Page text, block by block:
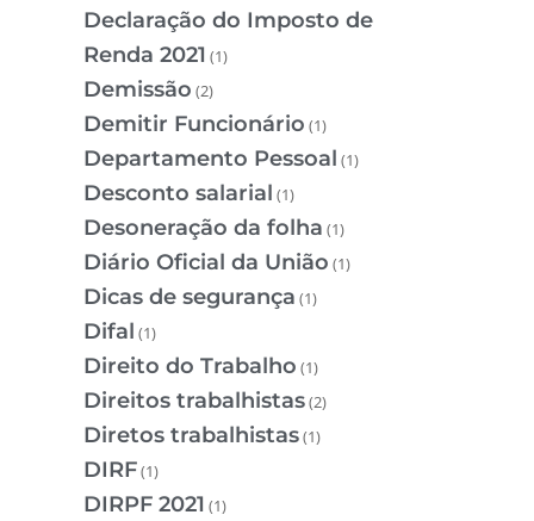
Declaração do Imposto de
Renda 2021 (1)
Demissão (2)
Demitir Funcionário (1)
Departamento Pessoal (1)
Desconto salarial (1)
Desoneração da folha (1)
Diário Oficial da União (1)
Dicas de segurança (1)
Difal (1)
Direito do Trabalho (1)
Direitos trabalhistas(2)
Diretos trabalhistas(1)
DIRF(1)
DIRPF 2021 (1)